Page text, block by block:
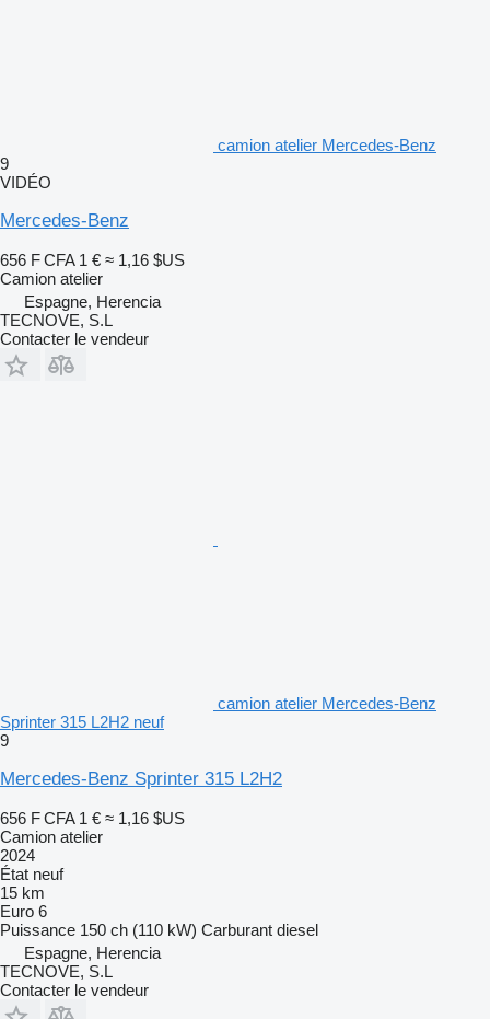
camion atelier Mercedes-Benz
9
VIDÉO
Mercedes-Benz
656 F CFA 1 € ≈ 1,16 $US
Camion atelier
Espagne, Herencia
TECNOVE, S.L
Contacter le vendeur
camion atelier Mercedes-Benz
Sprinter 315 L2H2 neuf
9
Mercedes-Benz Sprinter 315 L2H2
656 F CFA 1 € ≈ 1,16 $US
Camion atelier
2024
État neuf
15 km
Euro 6
Puissance 150 ch (110 kW) Carburant diesel
Espagne, Herencia
TECNOVE, S.L
Contacter le vendeur